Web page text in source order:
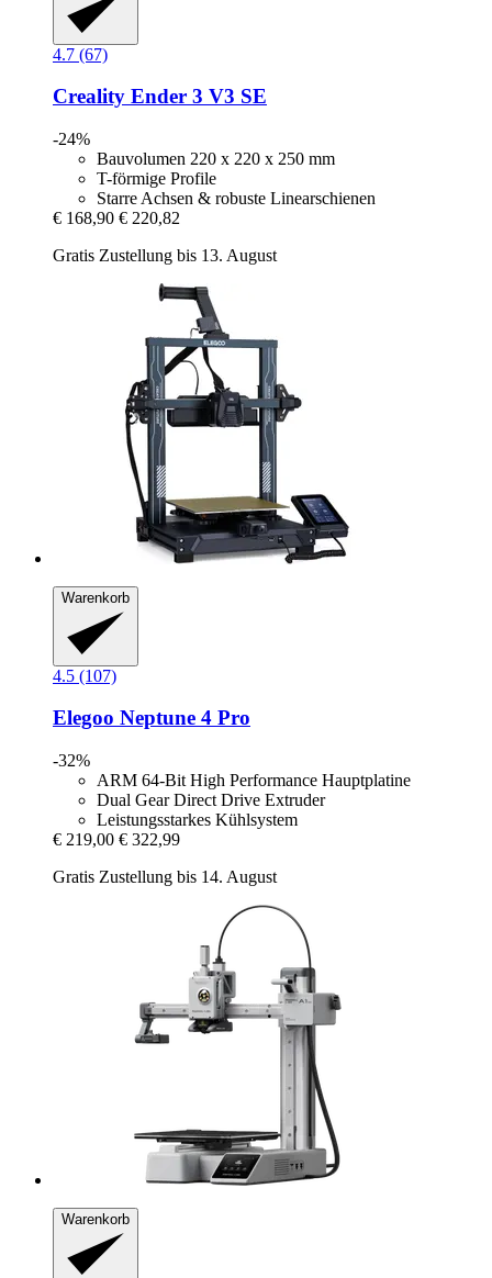
4.7 (67)
Creality Ender 3 V3 SE
-24%
Bauvolumen 220 x 220 x 250 mm
T-förmige Profile
Starre Achsen & robuste Linearschienen
€ 168,90 € 220,82
Gratis Zustellung bis 13. August
Warenkorb
4.5 (107)
Elegoo Neptune 4 Pro
-32%
ARM 64-Bit High Performance Hauptplatine
Dual Gear Direct Drive Extruder
Leistungsstarkes Kühlsystem
€ 219,00 € 322,99
Gratis Zustellung bis 14. August
Warenkorb